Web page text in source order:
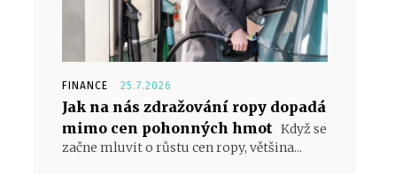
FINANCE 25.7.2026
Jak na nás zdražování ropy dopadá
mimo cen pohonných hmot Když se
začne mluvit o růstu cen ropy, většina...